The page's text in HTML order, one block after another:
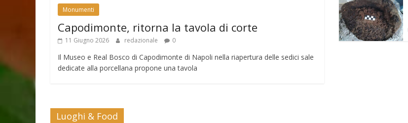
Monumenti
Capodimonte, ritorna la tavola di corte
11 Giugno 2026 redazionale 0
Il Museo e Real Bosco di Capodimonte di Napoli nella riapertura delle sedici sale
dedicate alla porcellana propone una tavola
Luoghi & Food